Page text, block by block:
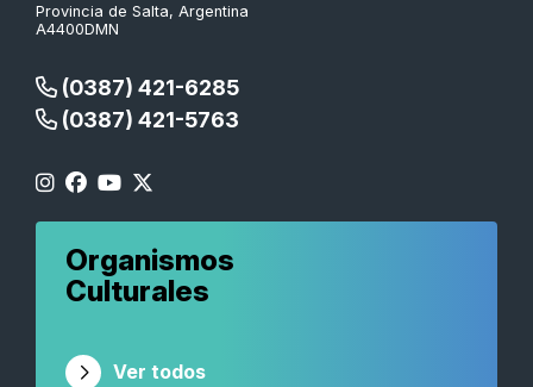
Provincia de Salta, Argentina
A4400DMN
(0387) 421-6285
(0387) 421-5763
Organismos
Culturales
Ver todos